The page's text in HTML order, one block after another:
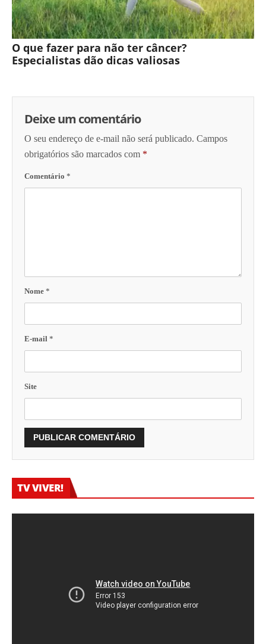
O que fazer para não ter câncer?
Especialistas dão dicas valiosas
Deixe um comentário
O seu endereço de e-mail não será publicado. Campos
obrigatórios são marcados com *
Comentário *
Nome *
E-mail *
Site
TV VIVER!